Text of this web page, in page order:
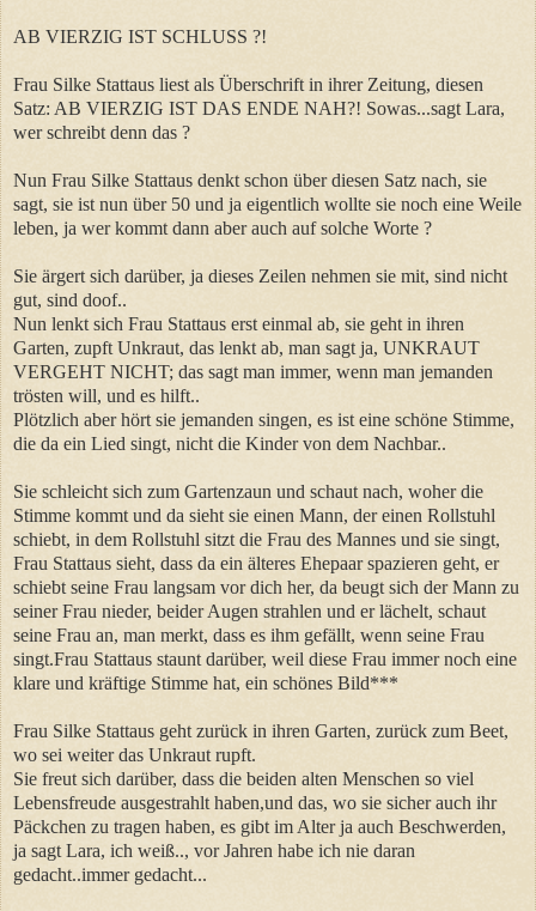
AB VIERZIG IST SCHLUSS ?!
Frau Silke Stattaus liest als Überschrift in ihrer Zeitung, diesen
Satz: AB VIERZIG IST DAS ENDE NAH?! Sowas...sagt Lara,
wer schreibt denn das ?
Nun Frau Silke Stattaus denkt schon über diesen Satz nach, sie
sagt, sie ist nun über 50 und ja eigentlich wollte sie noch eine Weile
leben, ja wer kommt dann aber auch auf solche Worte ?
Sie ärgert sich darüber, ja dieses Zeilen nehmen sie mit, sind nicht
gut, sind doof..
Nun lenkt sich Frau Stattaus erst einmal ab, sie geht in ihren
Garten, zupft Unkraut, das lenkt ab, man sagt ja, UNKRAUT
VERGEHT NICHT; das sagt man immer, wenn man jemanden
trösten will, und es hilft..
Plötzlich aber hört sie jemanden singen, es ist eine schöne Stimme,
die da ein Lied singt, nicht die Kinder von dem Nachbar..
Sie schleicht sich zum Gartenzaun und schaut nach, woher die
Stimme kommt und da sieht sie einen Mann, der einen Rollstuhl
schiebt, in dem Rollstuhl sitzt die Frau des Mannes und sie singt,
Frau Stattaus sieht, dass da ein älteres Ehepaar spazieren geht, er
schiebt seine Frau langsam vor dich her, da beugt sich der Mann zu
seiner Frau nieder, beider Augen strahlen und er lächelt, schaut
seine Frau an, man merkt, dass es ihm gefällt, wenn seine Frau
singt.Frau Stattaus staunt darüber, weil diese Frau immer noch eine
klare und kräftige Stimme hat, ein schönes Bild***
Frau Silke Stattaus geht zurück in ihren Garten, zurück zum Beet,
wo sei weiter das Unkraut rupft.
Sie freut sich darüber, dass die beiden alten Menschen so viel
Lebensfreude ausgestrahlt haben,und das, wo sie sicher auch ihr
Päckchen zu tragen haben, es gibt im Alter ja auch Beschwerden,
ja sagt Lara, ich weiß.., vor Jahren habe ich nie daran
gedacht..immer gedacht...